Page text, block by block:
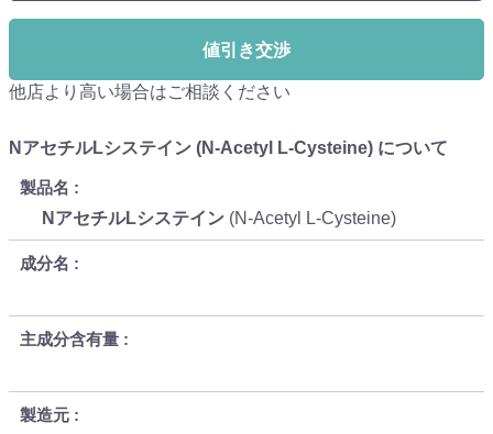
値引き交渉
他店より高い場合はご相談ください
NアセチルLシステイン (N-Acetyl L-Cysteine) について
製品名
NアセチルLシステイン (N-Acetyl L-Cysteine)
成分名
主成分含有量
製造元